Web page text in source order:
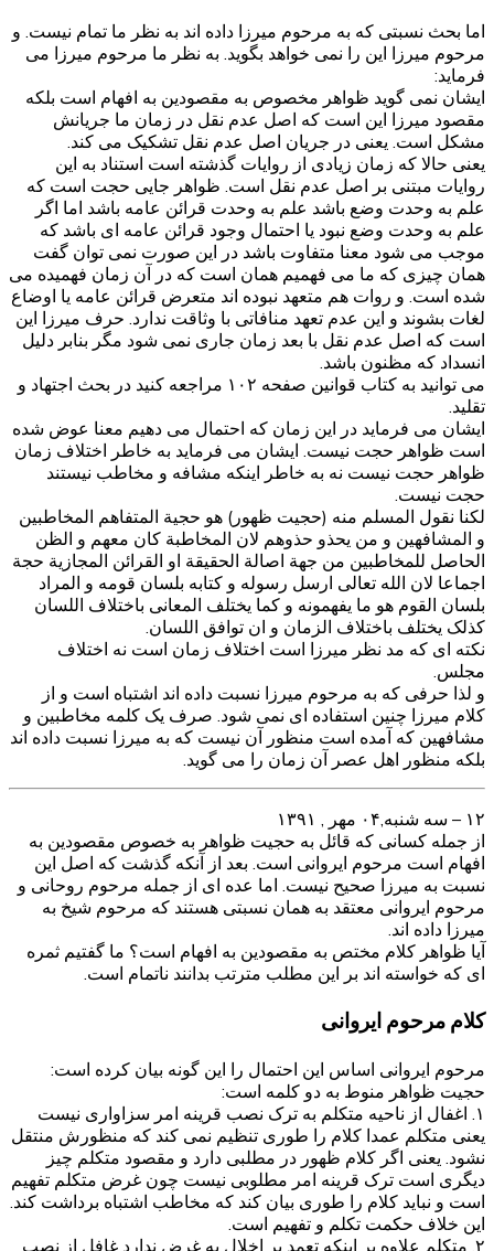
اما بحث نسبتی که به مرحوم میرزا داده اند به نظر ما تمام نیست. و
مرحوم میرزا این را نمی خواهد بگوید. به نظر ما مرحوم میرزا می
فرماید:
ایشان نمی گوید ظواهر مخصوص به مقصودین به افهام است بلکه
مقصود میرزا این است که اصل عدم نقل در زمان ما جریانش
مشکل است. یعنی در جریان اصل عدم نقل تشکیک می کند.
یعنی حالا که زمان زیادی از روایات گذشته است استناد به این
روایات مبتنی بر اصل عدم نقل است. ظواهر جایی حجت است که
علم به وحدت وضع باشد علم به وحدت قرائن عامه باشد اما اگر
علم به وحدت وضع نبود یا احتمال وجود قرائن عامه ای باشد که
موجب می شود معنا متفاوت باشد در این صورت نمی توان گفت
همان چیزی که ما می فهمیم همان است که در آن زمان فهمیده می
شده است. و روات هم متعهد نبوده اند متعرض قرائن عامه یا اوضاع
لغات بشوند و این عدم تعهد منافاتی با وثاقت ندارد. حرف میرزا این
است که اصل عدم نقل با بعد زمان جاری نمی شود مگر بنابر دلیل
انسداد که مظنون باشد.
می توانید به کتاب قوانین صفحه ۱۰۲ مراجعه کنید در بحث اجتهاد و
تقلید.
ایشان می فرماید در این زمان که احتمال می دهیم معنا عوض شده
است ظواهر حجت نیست. ایشان می فرماید به خاطر اختلاف زمان
ظواهر حجت نیست نه به خاطر اینکه مشافه و مخاطب نیستند
حجت نیست.
لکنا نقول المسلم منه (حجیت ظهور) هو حجیة المتفاهم المخاطبین
و المشافهین و من یحذو حذوهم لان المخاطبة کان معهم و الظن
الحاصل للمخاطبین من جهة اصالة الحقیقة او القرائن المجازیة حجة
اجماعا لان الله تعالی ارسل رسوله و کتابه بلسان قومه و المراد
بلسان القوم هو ما یفهمونه و کما یختلف المعانی باختلاف اللسان
کذلک یختلف باختلاف الزمان و ان توافق اللسان.
نکته ای که مد نظر میرزا است اختلاف زمان است نه اختلاف
مجلس.
و لذا حرفی که به مرحوم میرزا نسبت داده اند اشتباه است و از
کلام میرزا چنین استفاده ای نمی شود. صرف یک کلمه مخاطبین و
مشافهین که آمده است منظور آن نیست که به میرزا نسبت داده اند
بلکه منظور اهل عصر آن زمان را می گوید.
۱۲ – سه شنبه,۰۴ مهر , ۱۳۹۱
از جمله کسانی که قائل به حجیت ظواهر به خصوص مقصودین به
افهام است مرحوم ایروانی است. بعد از آنکه گذشت که اصل این
نسبت به میرزا صحیح نیست. اما عده ای از جمله مرحوم روحانی و
مرحوم ایروانی معتقد به همان نسبتی هستند که مرحوم شیخ به
میرزا داده اند.
آیا ظواهر کلام مختص به مقصودین به افهام است؟ ما گفتیم ثمره
ای که خواسته اند بر این مطلب مترتب بدانند ناتمام است.
کلام مرحوم ایروانی
مرحوم ایروانی اساس این احتمال را این گونه بیان کرده است:
حجیت ظواهر منوط به دو کلمه است:
۱. اغفال از ناحیه متکلم به ترک نصب قرینه امر سزاواری نیست
یعنی متکلم عمدا کلام را طوری تنظیم نمی کند که منظورش منتقل
نشود. یعنی اگر کلام ظهور در مطلبی دارد و مقصود متکلم چیز
دیگری است ترک قرینه امر مطلوبی نیست چون غرض متکلم تفهیم
است و نباید کلام را طوری بیان کند که مخاطب اشتباه برداشت کند.
این خلاف حکمت تکلم و تفهیم است.
۲. متکلم علاوه بر اینکه تعمد بر اخلال به غرض ندارد غافل از نصب